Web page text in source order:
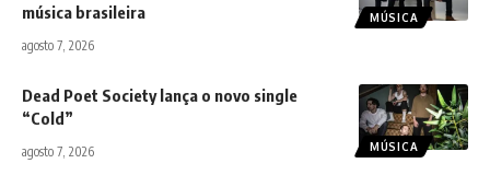
MÚSICA
música brasileira
agosto 7, 2026
MÚSICA
Dead Poet Society lança o novo single
“Cold”
agosto 7, 2026